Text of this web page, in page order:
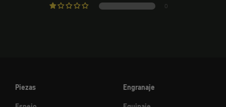
0
Piezas
Engranaje